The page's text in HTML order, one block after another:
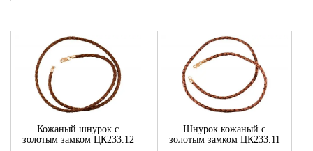
Кожаный шнурок с
золотым замком ЦК233.12
Шнурок кожаный с
золотым замком ЦК233.11